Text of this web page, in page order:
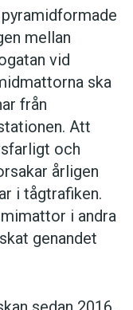
mellan
vid
ska
från
Att
och
årligen
i tågtrafiken.
i andra
genandet